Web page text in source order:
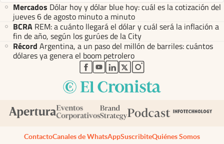
Mercados Dólar hoy y dólar blue hoy: cuál es la cotización del
jueves 6 de agosto minuto a minuto
BCRA REM: a cuánto llegará el dólar y cuál será la inflación a
fin de año, según los gurúes de la City
Récord Argentina, a un paso del millón de barriles: cuántos
dólares ya genera el boom petrolero
abre en nueva pestaña
abre en nueva pestaña
abre en nueva pestaña
abre en nueva pestaña
abre en nueva pestaña
ContactoCanales de WhatsAppSuscribiteQuiénes Somos